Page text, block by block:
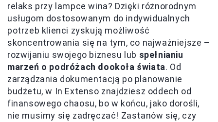
relaks przy lampce wina? Dzięki różnorodnym
usługom dostosowanym do indywidualnych
potrzeb klienci zyskują możliwość
skoncentrowania się na tym, co najważniejsze –
rozwijaniu swojego biznesu lub spełnianiu
marzeń o podróżach dookoła świata. Od
zarządzania dokumentacją po planowanie
budżetu, w In Extenso znajdziesz oddech od
finansowego chaosu, bo w końcu, jako dorośli,
nie musimy się zadręczać! Zastanów się, czy